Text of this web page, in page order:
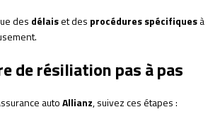
des délaiset des procédures spécifiquesà
de résiliation pas à pas
autoAllianz, suivez ces étapes :